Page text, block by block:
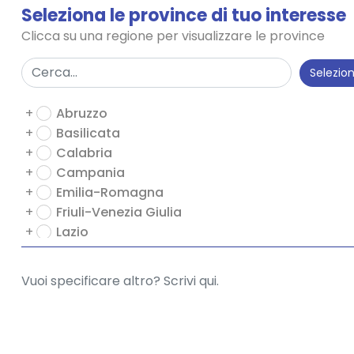
+
Professionisti e Studi Professionali
+
Salute e Benessere
+
Servizi Medici
+
Servizi Vari
+
Servizi per le imprese
+
Sport e Attrezzature
+
Trasporti e Logistica
+
Turismo e Servizi
Seleziona le province di tuo interesse
Clicca su una regione per visualizzare le province
+
Abruzzo
+
Basilicata
+
Calabria
+
Campania
+
Emilia-Romagna
+
Friuli-Venezia Giulia
+
Lazio
+
Liguria
Lombardia
+
Marche